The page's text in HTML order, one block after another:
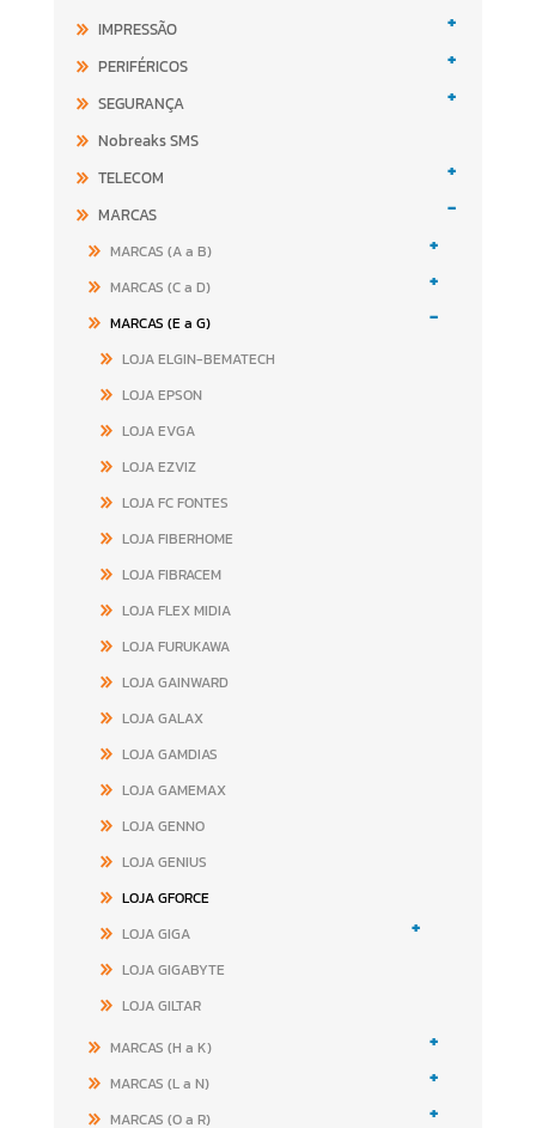
IMPRESSÃO +
PERIFÉRICOS +
SEGURANÇA +
Nobreaks SMS
TELECOM
+
MARCAS -
MARCAS (A a B) +
MARCAS (C a D) +
MARCAS (E a G) -
LOJA ELGIN-BEMATECH
LOJA EPSON
LOJA EVGA
LOJA EZVIZ
LOJA FC FONTES
LOJA FIBERHOME
LOJA FIBRACEM
LOJA FLEX MIDIA
LOJA FURUKAWA
LOJA GAINWARD
LOJA GALAX
LOJA GAMDIAS
LOJA GAMEMAX
LOJA GENNO
LOJA GENIUS
LOJA GFORCE
LOJA GIGA
+
LOJA GIGABYTE
LOJA GILTAR
MARCAS (H a K)
+
MARCAS (L a N) +
MARCAS (O a R) +